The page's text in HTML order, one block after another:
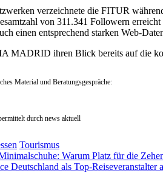
verzeichnete die FITUR
von 311.341 Followern
einen entsprechend starken Web-
MADRID ihren Blick bereits auf die
Material und Beratungsgespräche:
durch news aktuell
Tourismus
Warum Platz für die
Deutschland als Top-